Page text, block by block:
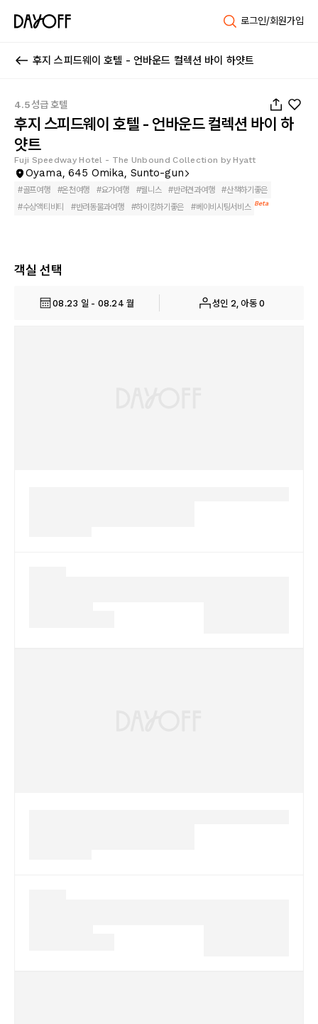
로그인/회원가입
후지 스피드웨이 호텔 - 언바운드 컬렉션 바이 하얏트
4.5성급 호텔
후지 스피드웨이 호텔 - 언바운드 컬렉션 바이 하
얏트
Fuji Speedway Hotel - The Unbound Collection by Hyatt
Oyama, 645 Omika, Sunto-gun
#골프여행 #온천여행 #요가여행 #웰니스 #반려견과여행 #산책하기좋은
#수상액티비티 #반려동물과여행 #하이킹하기좋은 #베이비시팅서비스 Beta
객실 선택
08.23 일 - 08.24 월 성인 2, 아동 0